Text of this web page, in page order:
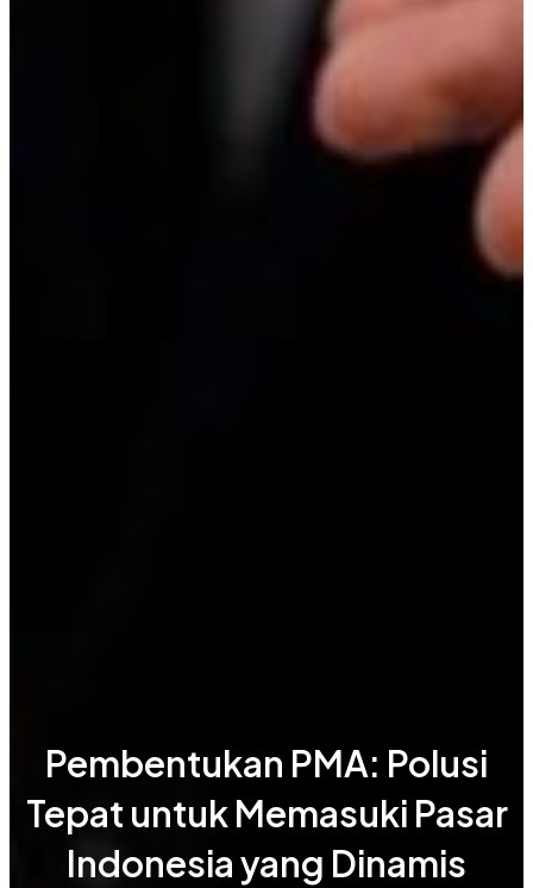
Pembentukan PMA: Polusi
Tepat untuk Memasuki Pasar
Indonesia yang Dinamis